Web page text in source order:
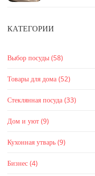
КАТЕГОРИИ
Выбор посуды (58)
Товары для дома (52)
Стеклянная посуда (33)
Дом и уют (9)
Кухонная утварь (9)
Бизнес (4)